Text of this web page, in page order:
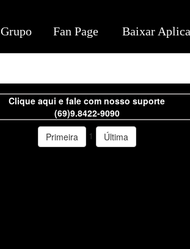
Clique aqui e fale com nosso suporte
(69)9.8422-9090
Primeira
1 Última
Grupo Fan Page Baixar